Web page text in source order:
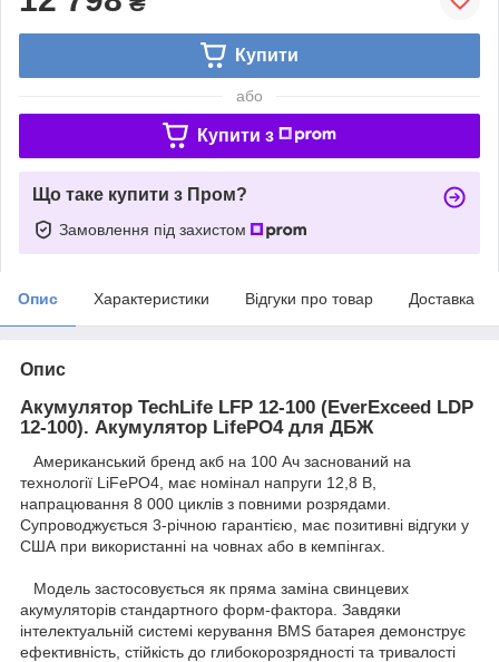
Купити
або
Купити з
Що таке купити з Пром?
Замовлення під захистом
Опис Характеристики Відгуки про товар Доставка
Опис
Акумулятор TechLife LFP 12-100 (EverExceed LDP
12-100). Акумулятор LifePO4 для ДБЖ
Американський бренд акб на 100 Ач заснований на
технології LiFePO4, має номінал напруги 12,8 В,
напрацювання 8 000 циклів з повними розрядами.
Супроводжується 3-річною гарантією, має позитивні відгуки у
США при використанні на човнах або в кемпінгах.
Модель застосовується як пряма заміна свинцевих
акумуляторів стандартного форм-фактора. Завдяки
інтелектуальній системі керування BMS батарея демонструє
ефективність, стійкість до глибокорозрядності та тривалості